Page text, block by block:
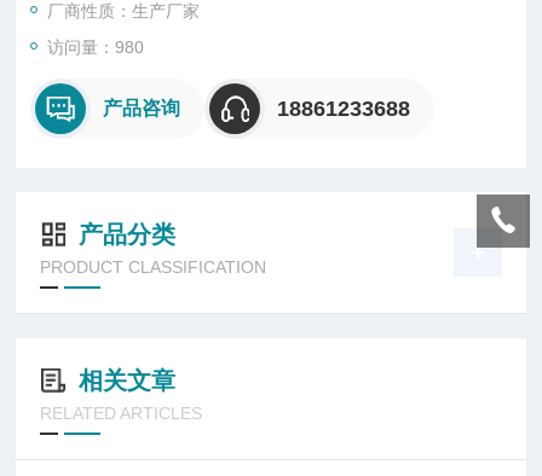
厂商性质：生产厂家
访问量：980
产品咨询 18861233688
产品分类
PRODUCT CLASSIFICATION
相关文章
RELATED ARTICLES